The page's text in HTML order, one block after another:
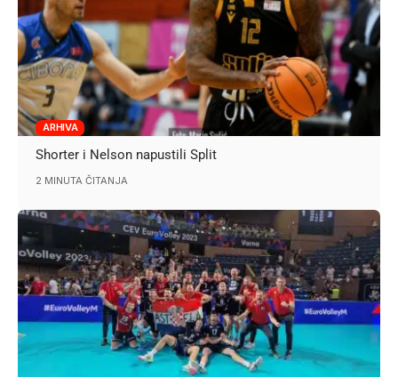
ARHIVA
Shorter i Nelson napustili Split
2 MINUTA ČITANJA